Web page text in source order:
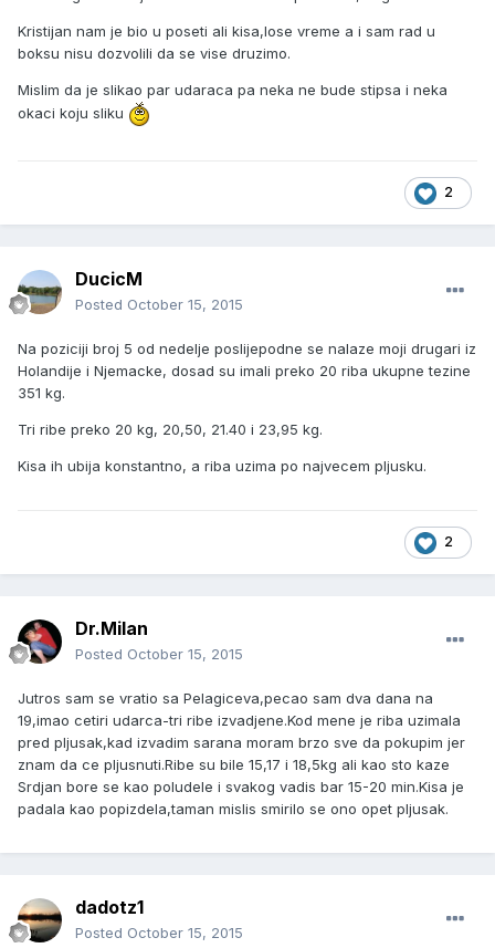
Kristijan nam je bio u poseti ali kisa,lose vreme a i sam rad u
boksu nisu dozvolili da se vise druzimo.
Mislim da je slikao par udaraca pa neka ne bude stipsa i neka
okaci koju sliku
2
DucicM
Posted October 15, 2015
Na poziciji broj 5 od nedelje poslijepodne se nalaze moji drugari iz
Holandije i Njemacke, dosad su imali preko 20 riba ukupne tezine
351 kg.
Tri ribe preko 20 kg, 20,50, 21.40 i 23,95 kg.
Kisa ih ubija konstantno, a riba uzima po najvecem pljusku.
2
Dr.Milan
Posted October 15, 2015
Jutros sam se vratio sa Pelagiceva,pecao sam dva dana na
19,imao cetiri udarca-tri ribe izvadjene.Kod mene je riba uzimala
pred pljusak,kad izvadim sarana moram brzo sve da pokupim jer
znam da ce pljusnuti.Ribe su bile 15,17 i 18,5kg ali kao sto kaze
Srdjan bore se kao poludele i svakog vadis bar 15-20 min.Kisa je
padala kao popizdela,taman mislis smirilo se ono opet pljusak.
dadotz1
Posted October 15, 2015